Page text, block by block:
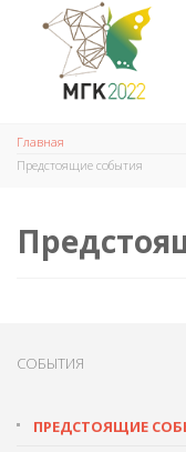
Главная
Предстоящие события
СОБЫТИЯ
ПРЕДСТОЯЩИЕ